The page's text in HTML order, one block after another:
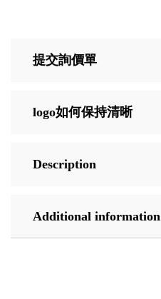
提交詢價單
logo如何保持清晰
Description
Additional information